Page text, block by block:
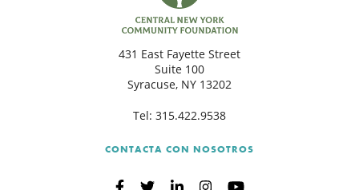
431 East Fayette Street
Suite 100
Syracuse, NY 13202
Tel: 315.422.9538
CONTACTA CON NOSOTROS